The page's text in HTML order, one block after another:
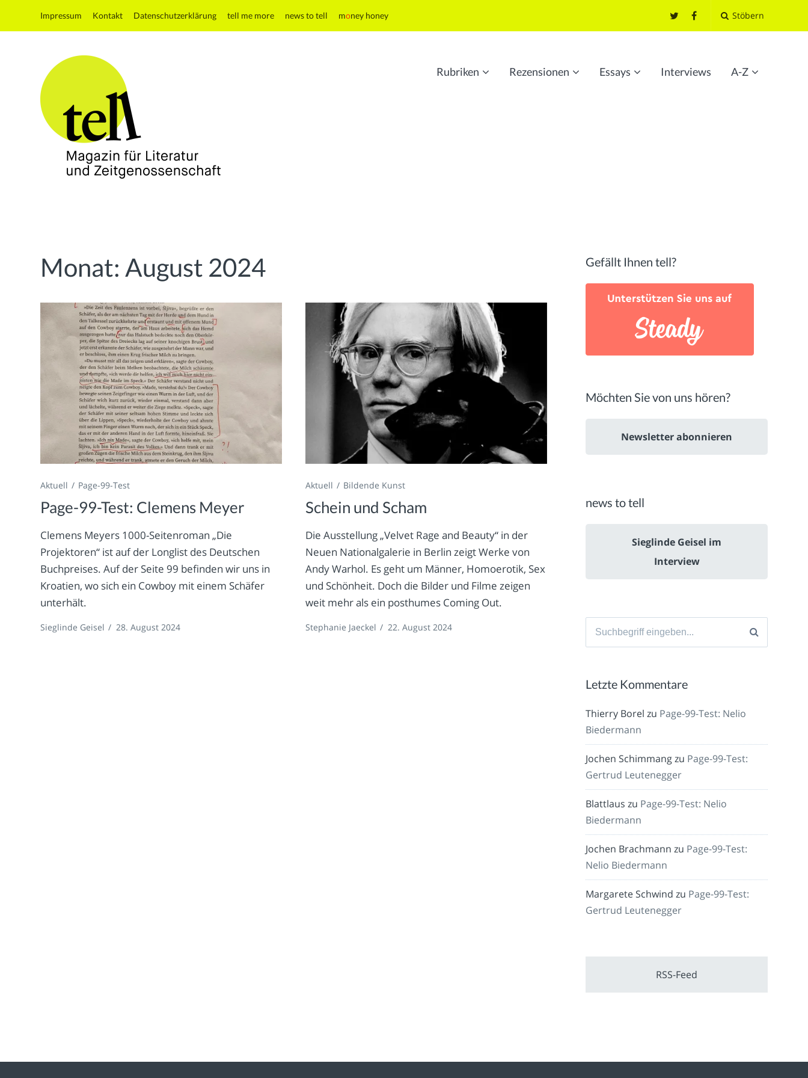
Impressum Kontakt Datenschutzerklärung tell me more news to tell money honey Stöbern
Zeitgenossenschaft
Rubriken Rezensionen Essays Interviews A-Z
Monat:August 2024
Aktuell Page-99-Test
Page-99-Test: Clemens Meyer
Clemens Meyers 1000-Seitenroman „Die
Projektoren“ ist auf der Longlist des Deutschen
Buchpreises. Auf der Seite 99 befinden wir uns in
Kroatien, wo sich ein Cowboy mit einem Schäfer
unterhält.
Sieglinde Geisel / 28. August 2024
Aktuell Bildende Kunst
Schein und Scham
Die Ausstellung „Velvet Rage and Beauty“ in der
Neuen Nationalgalerie in Berlin zeigt Werke von
Andy Warhol. Es geht um Männer, Homoerotik, Sex
und Schönheit. Doch die Bilder und Filme zeigen
weit mehr als ein posthumes Coming Out.
Stephanie Jaeckel / 22. August 2024
Gefällt Ihnen tell?
Möchten Sie von uns hören?
Newsletter abonnieren
news to tell
Sieglinde Geisel im
Interview
Suche
Letzte Kommentare
Thierry Borel zu Page-99-Test: Nelio
Biedermann
Jochen Schimmangzu Page-99-Test:
Gertrud Leutenegger
Blattlaus zu Page-99-Test: Nelio
Biedermann
Jochen Brachmann zu Page-99-Test:
Nelio Biedermann
Margarete Schwind zu Page-99-Test:
Gertrud Leutenegger
RSS-Feed